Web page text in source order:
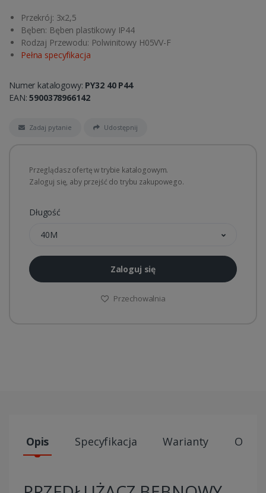
Przekrój: 3x2,5
Bęben: Bęben plastikowy IP44
Rodzaj Przewodu: Polwinitowy H05VV-F
Pełna specyfikacja
Numer katalogowy: PY32 40 P44
EAN:5900378966142
Zadaj pytanie Udostępnij
Przeglądasz ofertę w trybie katalogowym.
Zaloguj się, aby przejść do trybu zakupowego.
Długość
40M
Zaloguj się
Przechowalnia
Opis Specyfikacja Warianty